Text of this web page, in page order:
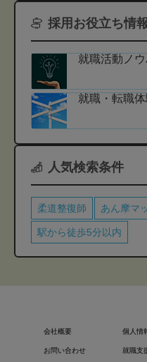
採用お役立ち情
就職活動ノウ
就職・転職
人気検索条件
柔道整復師 あん摩マ
駅から徒歩5分以内
会社概要 個人情
お問い合わせ 就職支